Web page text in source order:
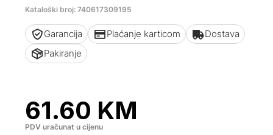
Kataloški broj: 740617309195
Garancija Plaćanje karticom
Dostava
Pakiranje
61.60 KM
PDV uračunat u cijenu